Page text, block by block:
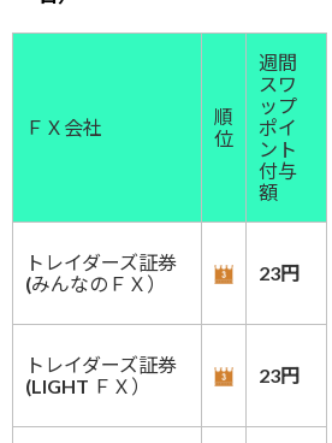
ＦＸ会社
順
位
週間
スワ
ップ
ポイ
ント
付与
額
トレイダーズ証券
(みんなのＦＸ）
23円
トレイダーズ証券
(LIGHT ＦＸ）
23円